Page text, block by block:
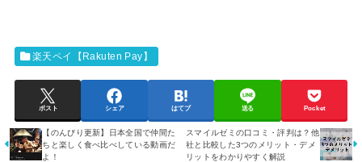
楽天ペイ【Rakuten Pay】
ポスト シェア はてブ 送る Pocket
【のんびり更新】日本全国で仲間た
ちと楽しく食べ比べしている動画だ
よ！
スマイルゼミの口コミ・評判は？他
社と比較した3つのメリット・デメ
リットをわかりやすく解説